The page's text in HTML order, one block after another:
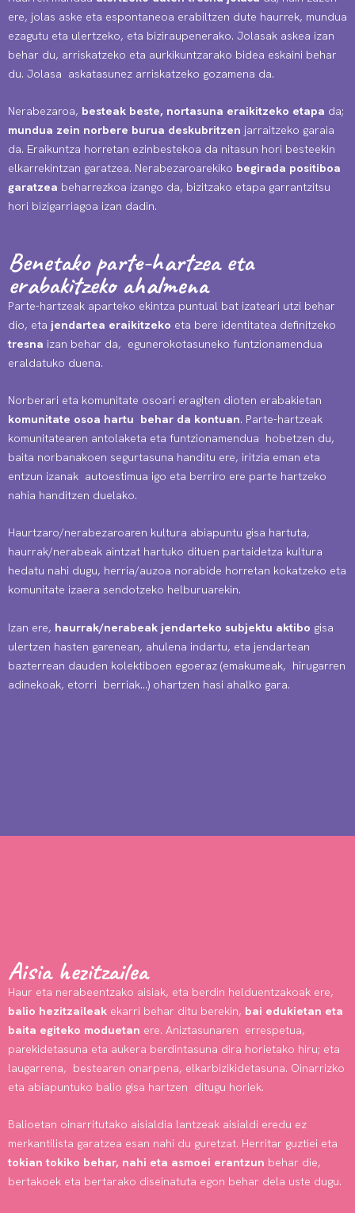
ere, jolas aske eta espontaneoa erabiltzen dute haurrek, mundua
ezagutu eta ulertzeko, eta biziraupenerako. Jolasak askea izan
behar du, arriskatzeko eta aurkikuntzarako bidea eskaini behar
du. Jolasa askatasunez arriskatzeko gozamena da.
Nerabezaroa, besteak beste, nortasuna eraikitzeko etapa da;
mundua zein norbere burua deskubritzen jarraitzeko garaia
da. Eraikuntza horretan ezinbestekoa da nitasun hori besteekin
elkarrekintzan garatzea. Nerabezaroarekiko begirada positiboa
garatzea beharrezkoa izango da, bizitzako etapa garrantzitsu
hori bizigarriagoa izan dadin.
Benetako parte-hartzea eta
erabakitzeko ahalmena
Parte-hartzeak aparteko ekintza puntual bat izateari utzi behar
dio, eta jendartea eraikitzeko eta bere identitatea definitzeko
tresna izan behar da, egunerokotasuneko funtzionamendua
eraldatuko duena.
Norberari eta komunitate osoari eragiten dioten erabakietan
komunitate osoa hartu behar da kontuan. Parte-hartzeak
komunitatearen antolaketa eta funtzionamendua hobetzen du,
baita norbanakoen segurtasuna handitu ere, iritzia eman eta
entzun izanak autoestimua igo eta berriro ere parte hartzeko
nahia handitzen duelako.
Haurtzaro/nerabezaroaren kultura abiapuntu gisa hartuta,
haurrak/nerabeak aintzat hartuko dituen partaidetza kultura
hedatu nahi dugu, herria/auzoa norabide horretan kokatzeko eta
komunitate izaera sendotzeko helburuarekin.
Izan ere, haurrak/nerabeak jendarteko subjektu aktibo gisa
ulertzen hasten garenean, ahulena indartu, eta jendartean
bazterrean dauden kolektiboen egoeraz (emakumeak, hirugarren
adinekoak, etorri berriak…) ohartzen hasi ahalko gara.
Aisia hezitzailea
Haur eta nerabeentzako aisiak, eta berdin helduentzakoak ere,
balio hezitzaileak ekarri behar ditu berekin, bai edukietan eta
baita egiteko moduetan ere. Aniztasunaren errespetua,
parekidetasuna eta aukera berdintasuna dira horietako hiru; eta
laugarrena, bestearen onarpena, elkarbizikidetasuna. Oinarrizko
eta abiapuntuko balio gisa hartzen ditugu horiek.
Balioetan oinarritutako aisialdia lantzeak aisialdi eredu ez
merkantilista garatzea esan nahi du guretzat. Herritar guztiei eta
tokian tokiko behar, nahi eta asmoei erantzun behar die,
bertakoek eta bertarako diseinatuta egon behar dela uste dugu.